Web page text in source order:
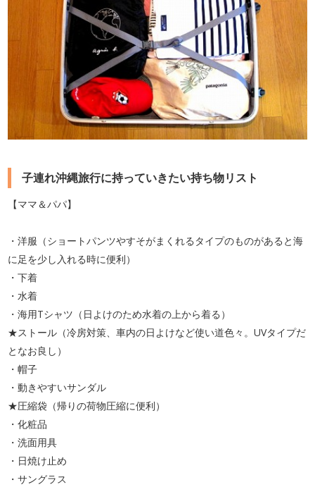
子連れ沖縄旅行に持っていきたい持ち物リスト
【ママ＆パパ】
・洋服（ショートパンツやすそがまくれるタイプのものがあると海
に足を少し入れる時に便利）
・下着
・水着
・海用Tシャツ（日よけのため水着の上から着る）
★ストール（冷房対策、車内の日よけなど使い道色々。UVタイプだ
となお良し）
・帽子
・動きやすいサンダル
★圧縮袋（帰りの荷物圧縮に便利）
・化粧品
・洗面用具
・日焼け止め
・サングラス